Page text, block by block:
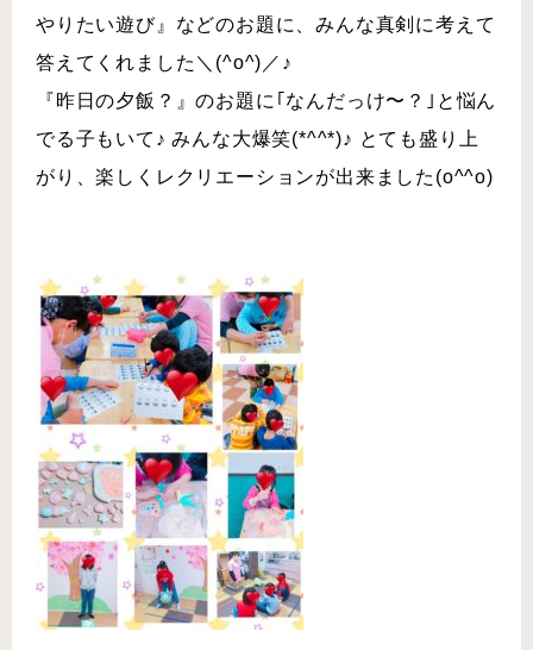
やりたい遊び』などのお題に、みんな真剣に考えて
答えてくれました＼(^o^)／♪
『昨日の夕飯？』のお題に｢なんだっけ〜？｣と悩ん
でる 子もいて♪ みんな大爆笑(*^^*)♪ とても盛り上
がり、楽しくレクリエーションが出来ました(o^^o)